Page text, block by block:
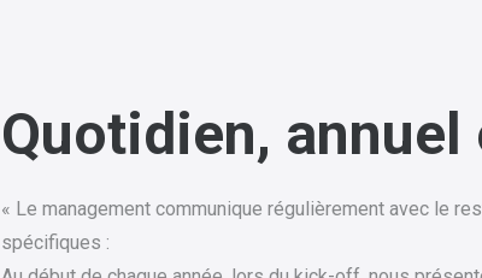
Quotidien,
« Le management communique régulièrement avec le
spécifiques :